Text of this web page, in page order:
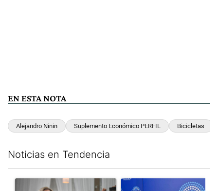
EN ESTA NOTA
Alejandro Ninin Suplemento Económico PERFIL Bicicletas
Noticias en Tendencia
Un artículo de tendencia con el título "Karina Milei vuelve al
Un artículo de tendencia con